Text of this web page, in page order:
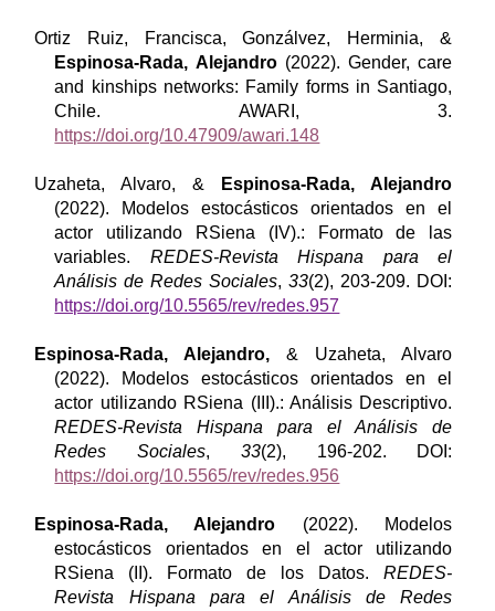
Ortiz Ruiz, Francisca, Gonzálvez, Herminia, &
Espinosa-Rada, Alejandro(2022). Gender, care
and kinships networks: Family forms in Santiago,
Chile. AWARI, 3.
https://doi.org/10.47909/awari.148
Uzaheta, Alvaro, & Espinosa-Rada, Alejandro
(2022). Modelos estocásticos orientados en el
actor utilizando RSiena (IV).: Formato de las
variables. REDES-Revista Hispana para el
Análisis de Redes Sociales,33(2), 203-209. DOI:
https://doi.org/10.5565/rev/redes.957
Espinosa-Rada, Alejandro, & Uzaheta, Alvaro
(2022). Modelos estocásticos orientados en el
actor utilizando RSiena (III).: Análisis Descriptivo.
REDES-Revista Hispana para el Análisis de
Redes Sociales, 33(2), 196-202. DOI:
https://doi.org/10.5565/rev/redes.956
Espinosa-Rada, Alejandro (2022). Modelos
estocásticos orientados en el actor utilizando
RSiena (II). Formato de los Datos.REDES-
Revista Hispana para el Análisis de Redes